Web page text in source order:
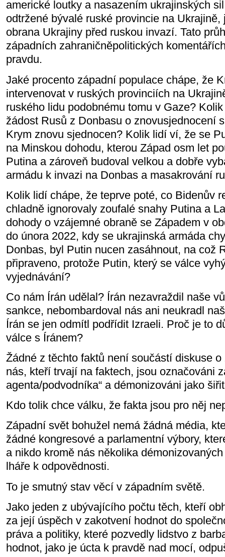
americké loutky a nasazením ukrajinských
odtržené bývalé ruské provincie na
obrana Ukrajiny před ruskou invazí. Tato
západních zahraničněpolitických
pravdu.
Jaké procento západní populace chápe, že
intervenovat v ruských provinciích na
ruského lidu podobnému tomu v Gaze?
žádost Rusů z Donbasu o znovusjednocení
Krym znovu sjednocen? Kolik lidí ví, že se
na Minskou dohodu, kterou Západ osm let
Putina a zároveň budoval velkou a dobře
armádu k invazi na Donbas a masakrování
Kolik lidí chápe, že teprve poté, co Bidenův
chladně ignorovaly zoufalé snahy Putina a
dohody o vzájemné obraně se Západem v
do února 2022, kdy se ukrajinská armáda
Donbas, byl Putin nucen zasáhnout, na což
připraveno, protože Putin, který se válce
vyjednávání?
Co nám Írán udělal? Írán nezavraždil naše
sankce, nebombardoval nás ani neukradl
Írán se jen odmítl podřídit Izraeli. Proč je to
válce s Íránem?
Žádné z těchto faktů není součástí diskuse
nás, kteří trvají na faktech, jsou označováni
agenta/podvodníka“ a démonizováni jako
Kdo tolik chce válku, že fakta jsou pro něj
Západní svět bohužel nemá žádná média,
žádné kongresové a parlamentní výbory,
a nikdo kromě nás několika
lháře k odpovědnosti.
To je smutný stav věcí v západním světě.
Jako jeden z ubývajícího počtu těch, kteří
za její úspěch v zakotvení hodnot do
práva a politiky, které pozvedly lidstvo z
hodnot, jako je úcta k pravdě nad mocí,